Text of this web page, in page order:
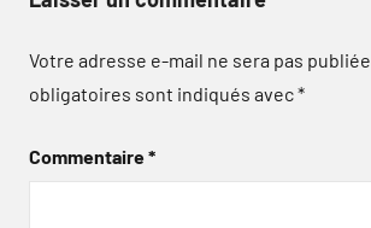
Votre adresse e-mail ne sera pas publiée.
obligatoires sont indiqués avec*
Commentaire*